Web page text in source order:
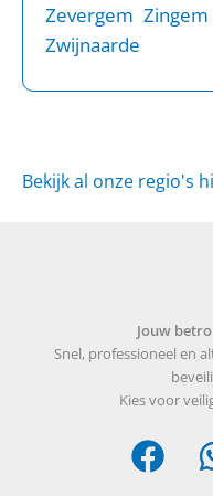
Zevergem Zingem
Zwijnaarde
Bekijk al onze regio's
Jouw
Snel, professioneel en
Kies voor